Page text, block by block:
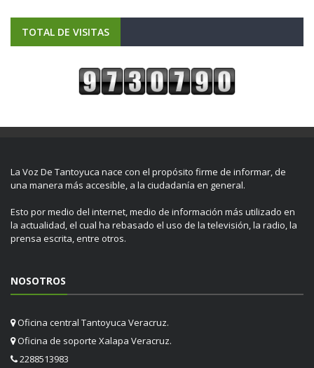
TOTAL DE VISITAS
La Voz De Tantoyuca nace con el propósito firme de informar, de
una manera más accesible, a la ciudadanía en general.
Esto por medio del internet, medio de información más utilizado en
la actualidad, el cual ha rebasado el uso de la televisión, la radio, la
prensa escrita, entre otros.
NOSOTROS
Oficina central Tantoyuca Veracruz.
Oficina de soporte Xalapa Veracruz.
2288513983